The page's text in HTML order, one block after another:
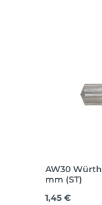
AW30
mm (ST)
Regulärer
1,45 €